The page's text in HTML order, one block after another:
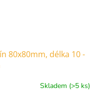
80x80mm, délka 10 -
Skladem (>5 ks)